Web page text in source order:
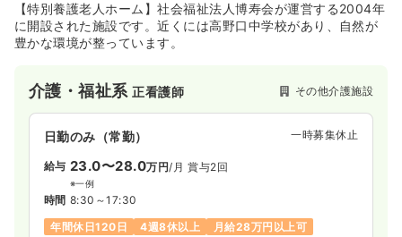
【特別養護老人ホーム】社会福祉法人博寿会が運営する2004年
に開設された施設です。近くには高野口中学校があり、自然が
豊かな環境が整っています。
介護・福祉系正看護師 その他介護施設
日勤のみ（常勤） 一時募集休止
給与 23.0〜28.0万円/月 賞与2回
※一例
時間 8:30～17:30
年間休日120日
4週8休以上 月給28万円以上可